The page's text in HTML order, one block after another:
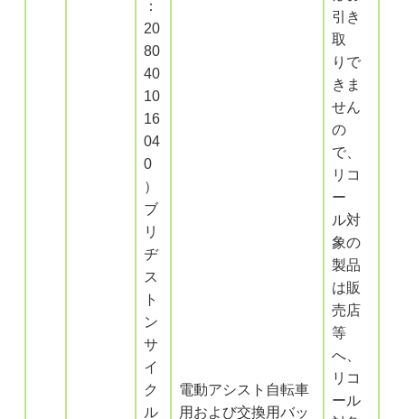
：
20
80
40
10
16
04
0
）
ブ
リ
ヂ
ス
ト
ン
サ
イ
ク
ル
電動アシスト自転車
用および交換用バッ
引き
取
りで
きま
せん
の
で、
リコ
ー
ル対
象の
製品
は販
売店
等
へ、
リコ
ール